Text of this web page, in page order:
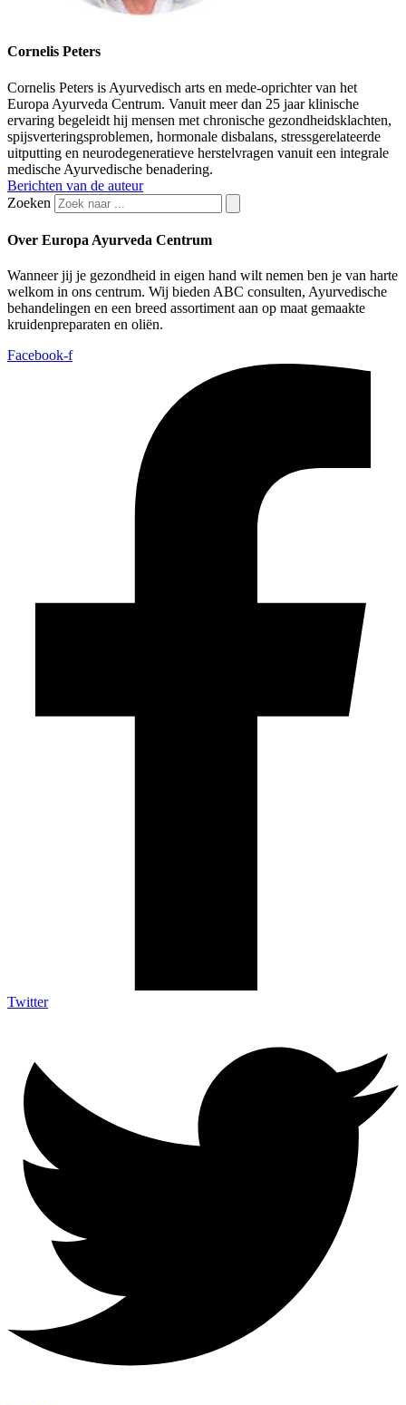
Cornelis Peters
Cornelis Peters is Ayurvedisch arts en mede-oprichter van het
Europa Ayurveda Centrum. Vanuit meer dan 25 jaar klinische
ervaring begeleidt hij mensen met chronische gezondheidsklachten,
spijsverteringsproblemen, hormonale disbalans, stressgerelateerde
uitputting en neurodegeneratieve herstelvragen vanuit een integrale
medische Ayurvedische benadering.
Berichten van de auteur
Zoeken
Over Europa Ayurveda Centrum
Wanneer jij je gezondheid in eigen hand wilt nemen ben je van harte
welkom in ons centrum. Wij bieden ABC consulten, Ayurvedische
behandelingen en een breed assortiment aan op maat gemaakte
kruidenpreparaten en oliën.
Facebook-f
Twitter